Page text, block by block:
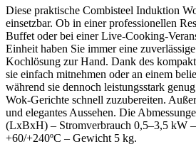
Diese praktische Combisteel Induktion
einsetzbar. Ob in einer professionellen
Buffet oder bei einer Live-Cooking-
Einheit haben Sie immer eine
Kochlösung zur Hand. Dank des
sie einfach mitnehmen oder an einem
während sie dennoch leistungsstark
Wok-Gerichte schnell zuzubereiten.
und elegantes Aussehen. Die
(LxBxH) – Stromverbrauch 0,5–3,5 kW –
+60/+240ºC – Gewicht 5 kg.